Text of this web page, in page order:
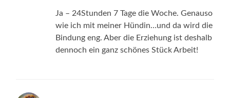
Ja – 24Stunden 7 Tage die Woche. Genauso
wie ich mit meiner Hündin…und da wird die
Bindung eng. Aber die Erziehung ist deshalb
dennoch ein ganz schönes Stück Arbeit!